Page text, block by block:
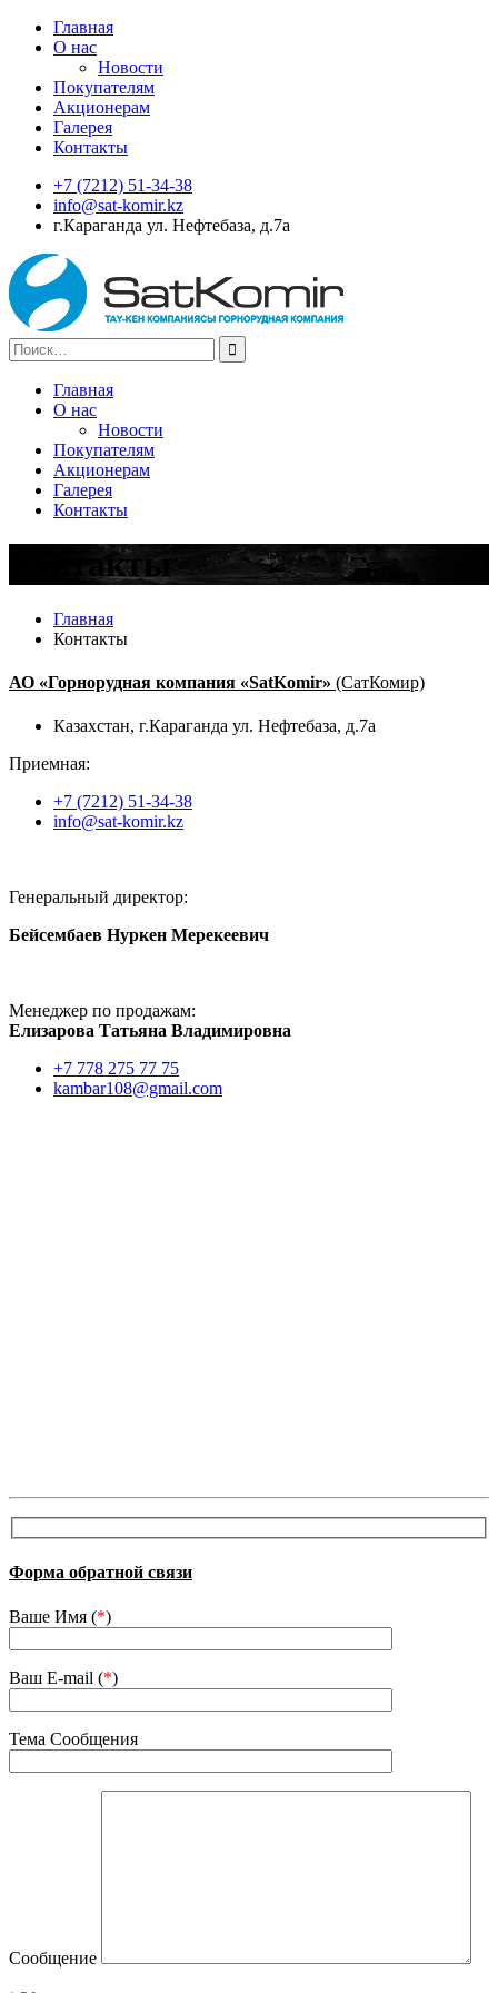
Skip
Главная
О нас
Новости
Покупателям
Акционерам
Галерея
Контакты
+7 (7212) 51-34-38
info@sat-komir.kz
г.Караганда ул. Нефтебаза, д.7а
Search
for:
Главная
О нас
Новости
Покупателям
Акционерам
Галерея
Контакты
Контакты
Главная
Контакты
АО «Горнорудная компания «SatKomir» (СатКомир)
Казахстан, г.Караганда ул. Нефтебаза, д.7а
Приемная:
+7 (7212) 51-34-38
info@sat-komir.kz
Генеральный директор:
Бейсембаев Нуркен Мерекеевич
Менеджер по продажам:
Елизарова Татьяна Владимировна
+7 778 275 77 75
kambar108@gmail.com
Форма обратной связи
Ваше Имя (*)
Ваш E-mail (*)
Тема Сообщения
Сообщение